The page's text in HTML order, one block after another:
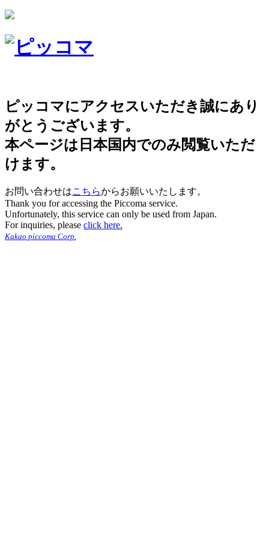
ピッコマにアクセスいただき誠にあり
がとうございます。
本ページは日本国内でのみ閲覧いただ
けます。
お問い合わせはこちらからお願いいたします。
Thank you for accessing the Piccoma service.
Unfortunately, this service can only be used from Japan.
For inquiries, please click here.
Kakao piccoma Corp.